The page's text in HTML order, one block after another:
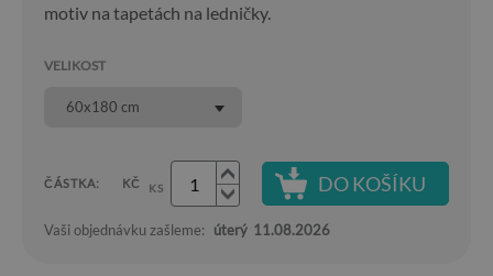
motiv na tapetách na ledničky.
VELIKOST
60x180 cm
ČÁSTKA: KČ KS DO KOŠÍKU
Vaši objednávku zašleme: úterý 11.08.2026